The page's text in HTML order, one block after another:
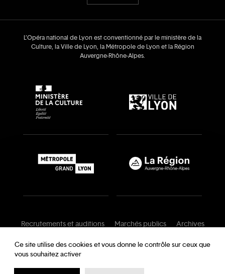
L’Opéra national de Lyon est conventionné par le ministère de la
Culture, la Ville de Lyon, la Métropole de Lyon et la Région
Auvergne‑Rhône‑Alpes.
Recrutements et auditions Marchés publics
Archives
Mentions légales
Conditions générales
Charte de modération
Protection des données
Ce site utilise des cookies et vous donne le contrôle sur ceux que
vous souhaitez activer